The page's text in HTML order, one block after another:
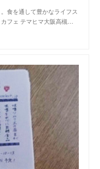
食を通して豊かなライフス
フェ テマヒマ大阪高槻…